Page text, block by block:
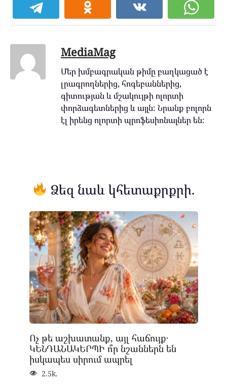
MediaMag
Մեր խմբագրական թիմը բաղկացած է
լրագրողներից, հոգեբաններից,
գիտության և մշակույթի ոլորտի
փորձագետներից և այլն: Նրանք բոլորն
էլ իրենց ոլորտի պրոֆեսիոնալներ են:
Ձեզ նաև կհետաքրքրի.
Ոչ թե աշխատանք, այլ հաճույք․
ԿԵՆԴԱՆԱԿԵՐՊԻ ո՞ր նշաններն են
իսկապես սիրում ապրել
2.5k.